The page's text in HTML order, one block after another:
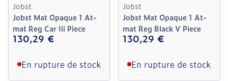
Jobst
Jobst Mat Opaque 1 At-
mat Reg Car Iii Piece
130,29 €
En rupture de stock
Jobst
Jobst Mat Opaque 1 At-
mat Reg Black V Piece
130,29 €
En rupture de stock